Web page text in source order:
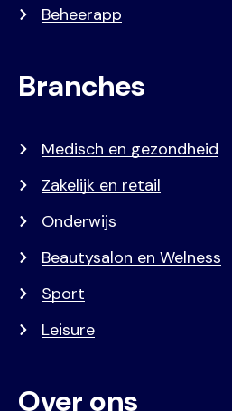
Beheerapp
Branches
Medisch en gezondheid
Zakelijk en retail
Onderwijs
Beautysalon en Welness
Sport
Leisure
Over ons